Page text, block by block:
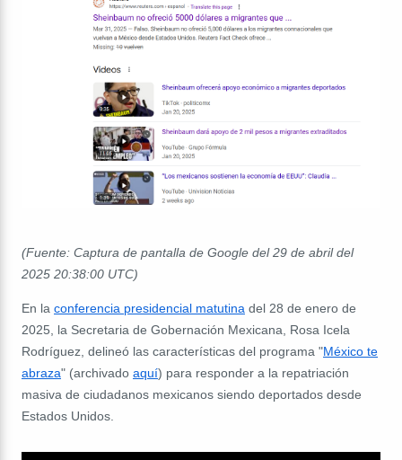
(Fuente: Captura de pantalla de Google del 29 de abril del
2025 20:38:00 UTC)
En la conferencia presidencial matutina del 28 de enero de
2025, la Secretaria de Gobernación Mexicana, Rosa Icela
Rodríguez, delineó las características del programa "México te
abraza" (archivado aquí) para responder a la repatriación
masiva de ciudadanos mexicanos siendo deportados desde
Estados Unidos.